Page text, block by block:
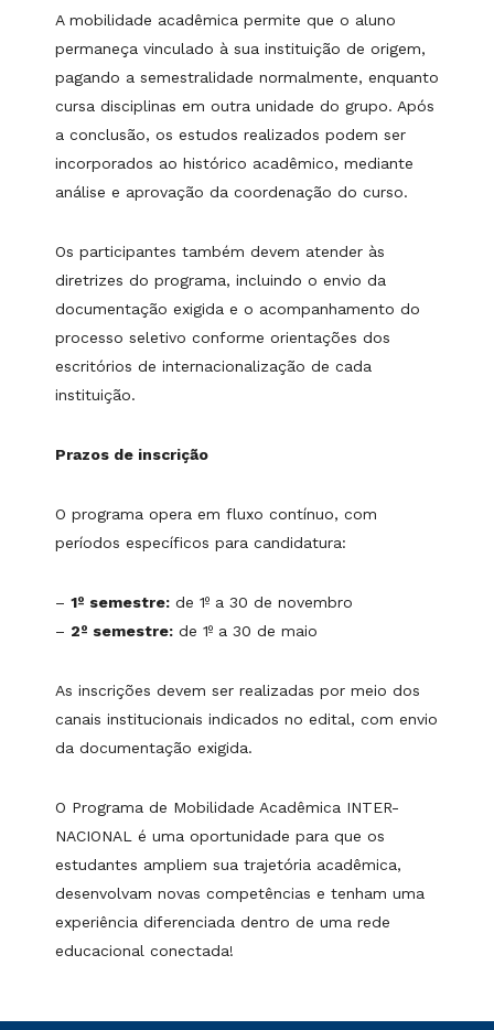
A mobilidade acadêmica permite que o aluno
permaneça vinculado à sua instituição de origem,
pagando a semestralidade normalmente, enquanto
cursa disciplinas em outra unidade do grupo. Após
a conclusão, os estudos realizados podem ser
incorporados ao histórico acadêmico, mediante
análise e aprovação da coordenação do curso.
Os participantes também devem atender às
diretrizes do programa, incluindo o envio da
documentação exigida e o acompanhamento do
processo seletivo conforme orientações dos
escritórios de internacionalização de cada
instituição.
Prazos de inscrição
O programa opera em fluxo contínuo, com
períodos específicos para candidatura:
– 1º semestre: de 1º a 30 de novembro
– 2º semestre: de 1º a 30 de maio
As inscrições devem ser realizadas por meio dos
canais institucionais indicados no edital, com envio
da documentação exigida.
O Programa de Mobilidade Acadêmica INTER-
NACIONAL é uma oportunidade para que os
estudantes ampliem sua trajetória acadêmica,
desenvolvam novas competências e tenham uma
experiência diferenciada dentro de uma rede
educacional conectada!